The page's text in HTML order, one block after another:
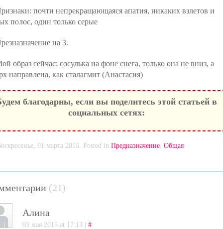
почти непрекращающаяся апатия, никаких взлетов и
полос, один только серые
на 3.
образ сейчас: сосулька на фоне снега, только она не вниз, а
направлена, как сталагмит (Анастасия)
благодарны, если вы поделитесь этой статьей в
социальных сетях:
01 марта 2015. Posted in Предназначение, Общая
(21)
Алина
03 мая 2015 at 17:13 | #